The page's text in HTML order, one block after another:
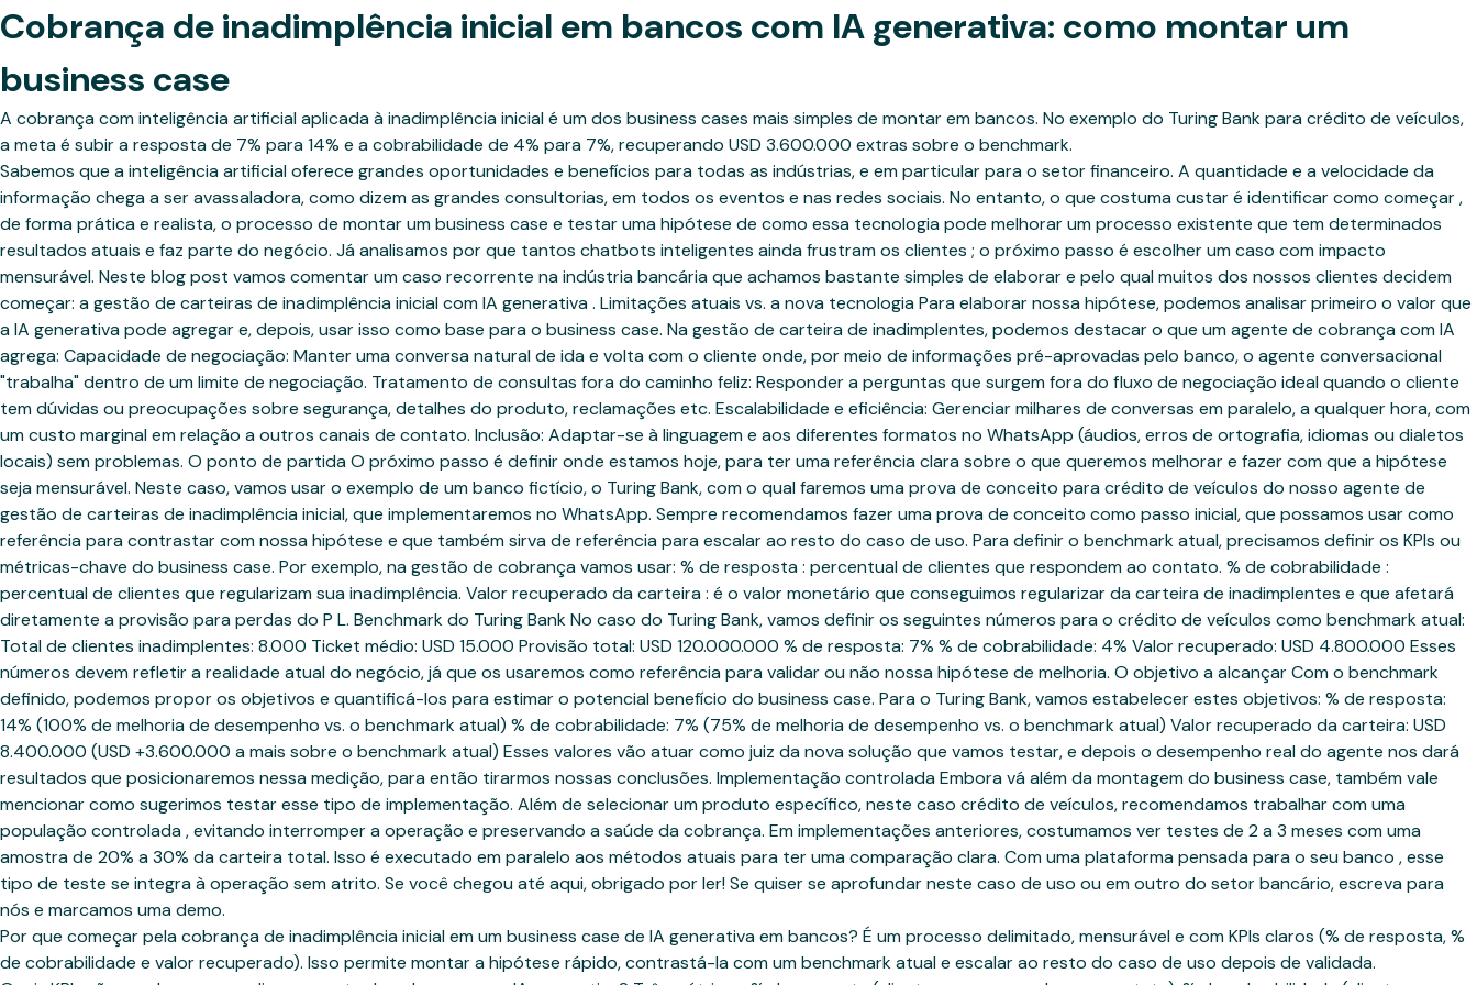
Cobrança de inadimplência inicial em bancos com IA generativa: como montar um
business case
A cobrança com inteligência artificial aplicada à inadimplência inicial é um dos business cases mais simples de montar em bancos. No exemplo do Turing Bank para crédito de veículos,
a meta é subir a resposta de 7% para 14% e a cobrabilidade de 4% para 7%, recuperando USD 3.600.000 extras sobre o benchmark.
Sabemos que a inteligência artificial oferece grandes oportunidades e benefícios para todas as indústrias, e em particular para o setor financeiro. A quantidade e a velocidade da
informação chega a ser avassaladora, como dizem as grandes consultorias, em todos os eventos e nas redes sociais. No entanto, o que costuma custar é identificar como começar ,
de forma prática e realista, o processo de montar um business case e testar uma hipótese de como essa tecnologia pode melhorar um processo existente que tem determinados
resultados atuais e faz parte do negócio. Já analisamos por que tantos chatbots inteligentes ainda frustram os clientes ; o próximo passo é escolher um caso com impacto
mensurável. Neste blog post vamos comentar um caso recorrente na indústria bancária que achamos bastante simples de elaborar e pelo qual muitos dos nossos clientes decidem
começar: a gestão de carteiras de inadimplência inicial com IA generativa . Limitações atuais vs. a nova tecnologia Para elaborar nossa hipótese, podemos analisar primeiro o valor que
a IA generativa pode agregar e, depois, usar isso como base para o business case. Na gestão de carteira de inadimplentes, podemos destacar o que um agente de cobrança com IA
agrega: Capacidade de negociação: Manter uma conversa natural de ida e volta com o cliente onde, por meio de informações pré-aprovadas pelo banco, o agente conversacional
"trabalha" dentro de um limite de negociação. Tratamento de consultas fora do caminho feliz: Responder a perguntas que surgem fora do fluxo de negociação ideal quando o cliente
tem dúvidas ou preocupações sobre segurança, detalhes do produto, reclamações etc. Escalabilidade e eficiência: Gerenciar milhares de conversas em paralelo, a qualquer hora, com
um custo marginal em relação a outros canais de contato. Inclusão: Adaptar-se à linguagem e aos diferentes formatos no WhatsApp (áudios, erros de ortografia, idiomas ou dialetos
locais) sem problemas. O ponto de partida O próximo passo é definir onde estamos hoje, para ter uma referência clara sobre o que queremos melhorar e fazer com que a hipótese
seja mensurável. Neste caso, vamos usar o exemplo de um banco fictício, o Turing Bank, com o qual faremos uma prova de conceito para crédito de veículos do nosso agente de
gestão de carteiras de inadimplência inicial, que implementaremos no WhatsApp. Sempre recomendamos fazer uma prova de conceito como passo inicial, que possamos usar como
referência para contrastar com nossa hipótese e que também sirva de referência para escalar ao resto do caso de uso. Para definir o benchmark atual, precisamos definir os KPIs ou
métricas-chave do business case. Por exemplo, na gestão de cobrança vamos usar: % de resposta : percentual de clientes que respondem ao contato. % de cobrabilidade :
percentual de clientes que regularizam sua inadimplência. Valor recuperado da carteira : é o valor monetário que conseguimos regularizar da carteira de inadimplentes e que afetará
diretamente a provisão para perdas do P L. Benchmark do Turing Bank No caso do Turing Bank, vamos definir os seguintes números para o crédito de veículos como benchmark atual:
Total de clientes inadimplentes: 8.000 Ticket médio: USD 15.000 Provisão total: USD 120.000.000 % de resposta: 7% % de cobrabilidade: 4% Valor recuperado: USD 4.800.000 Esses
números devem refletir a realidade atual do negócio, já que os usaremos como referência para validar ou não nossa hipótese de melhoria. O objetivo a alcançar Com o benchmark
definido, podemos propor os objetivos e quantificá-los para estimar o potencial benefício do business case. Para o Turing Bank, vamos estabelecer estes objetivos: % de resposta:
14% (100% de melhoria de desempenho vs. o benchmark atual) % de cobrabilidade: 7% (75% de melhoria de desempenho vs. o benchmark atual) Valor recuperado da carteira: USD
8.400.000 (USD +3.600.000 a mais sobre o benchmark atual) Esses valores vão atuar como juiz da nova solução que vamos testar, e depois o desempenho real do agente nos dará
resultados que posicionaremos nessa medição, para então tirarmos nossas conclusões. Implementação controlada Embora vá além da montagem do business case, também vale
mencionar como sugerimos testar esse tipo de implementação. Além de selecionar um produto específico, neste caso crédito de veículos, recomendamos trabalhar com uma
população controlada , evitando interromper a operação e preservando a saúde da cobrança. Em implementações anteriores, costumamos ver testes de 2 a 3 meses com uma
amostra de 20% a 30% da carteira total. Isso é executado em paralelo aos métodos atuais para ter uma comparação clara. Com uma plataforma pensada para o seu banco , esse
tipo de teste se integra à operação sem atrito. Se você chegou até aqui, obrigado por ler! Se quiser se aprofundar neste caso de uso ou em outro do setor bancário, escreva para
nós e marcamos uma demo.
Por que começar pela cobrança de inadimplência inicial em um business case de IA generativa em bancos? É um processo delimitado, mensurável e com KPIs claros (% de resposta, %
de cobrabilidade e valor recuperado). Isso permite montar a hipótese rápido, contrastá-la com um benchmark atual e escalar ao resto do caso de uso depois de validada.